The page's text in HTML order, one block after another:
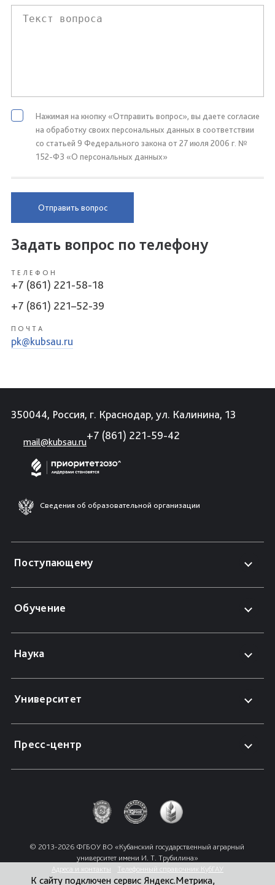
Нажимая на кнопку «Отправить вопрос», вы даете согласие
на обработку своих персональных данных в соответствии
со статьей 9 Федерального закона от 27 июля 2006 г. №
152-ФЗ «О персональных данных»
Отправить вопрос
Задать вопрос по телефону
ТЕЛЕФОН
+7 (861) 221-58-18
+7 (861) 221–52-39
ПОЧТА
pk@kubsau.ru
350044, Россия, г. Краснодар, ул. Калинина, 13
mail@kubsau.ru
+7 (861) 221-59-42
Сведения об образовательной организации
Поступающему
Обучение
Наука
Университет
Пресс-центр
© 2013-2026 ФГБОУ ВО «Кубанский государственный аграрный
университет имени И. Т. Трубилина»
Адреса и контакты
Телефонный справочник КубГАУ
К сайту подключен сервис Яндекс.Метрика,